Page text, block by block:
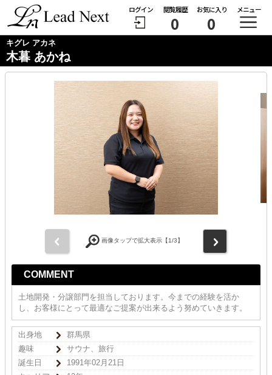
ログイン 閲覧履歴
0
お気に入り
0
メニュー
キグレ アカネ
木暮 あかね
画像タップで拡大表示【1/3】
COMMENT
土地開発・分譲部門を担当しております。今までの経験を活か
し、お客様にとって最適なご提案が出来るよう努めていきます。
出身地
群馬県
趣味
サウナ、旅行
誕生日
1991年02月21日